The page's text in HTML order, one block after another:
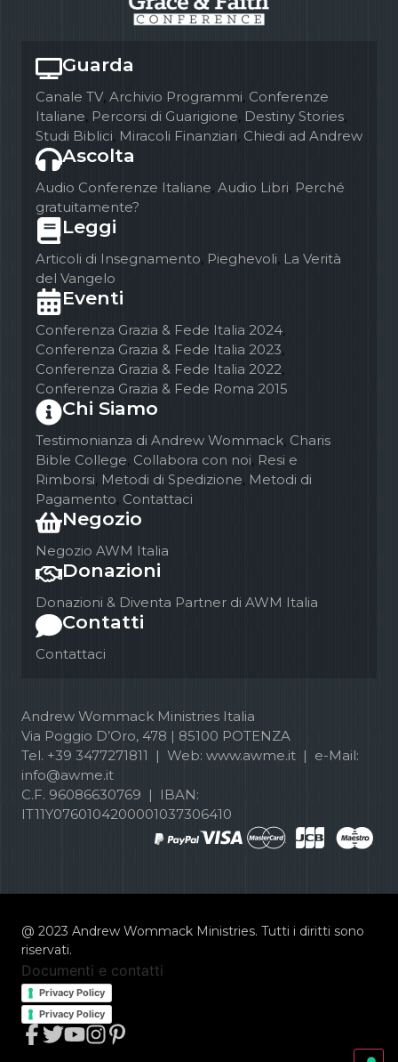
Guarda
Canale TV, Archivio Programmi, Conferenze
Italiane, Percorsi di Guarigione, Destiny Stories,
Studi Biblici, Miracoli Finanziari, Chiedi ad Andrew
Ascolta
Audio Conferenze Italiane, Audio Libri, Perché
gratuitamente?
Leggi
Articoli di Insegnamento, Pieghevoli, La Verità
del Vangelo
Eventi
Conferenza Grazia & Fede Italia 2024,
Conferenza Grazia & Fede Italia 2023,
Conferenza Grazia & Fede Italia 2022,
Conferenza Grazia & Fede Roma 2015
Chi Siamo
Testimonianza di Andrew Wommack, Charis
Bible College, Collabora con noi, Resi e
Rimborsi, Metodi di Spedizione, Metodi di
Pagamento, Contattaci
Negozio
Negozio AWM Italia
Donazioni
Donazioni & Diventa Partner di AWM Italia
Contatti
Contattaci
Andrew Wommack Ministries Italia
Via Poggio D’Oro, 478 | 85100 POTENZA
Tel. +39 3477271811 | Web: www.awme.it | e-Mail:
info@awme.it
C.F. 96086630769 | IBAN:
IT11Y0760104200001037306410
@ 2023 Andrew Wommack Ministries. Tutti i diritti sono
riservati.
Documenti e contatti
Privacy Policy
Privacy Policy